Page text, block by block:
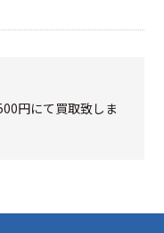
円にて買取致しま